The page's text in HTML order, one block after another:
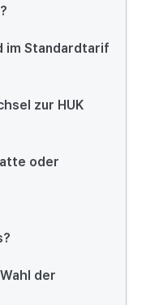
im Standardtarif
zur HUK
oder
der